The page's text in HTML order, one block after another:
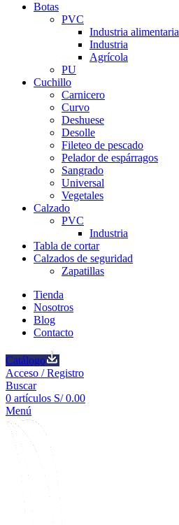
Botas
PVC
Industria alimentaria
Industria
Agrícola
PU
Cuchillo
Carnicero
Curvo
Deshuese
Desolle
Fileteo de pescado
Pelador de espárragos
Sangrado
Universal
Vegetales
Calzado
PVC
Industria
Tabla de cortar
Calzados de seguridad
Zapatillas
Tienda
Nosotros
Blog
Contacto
Catálogo
Acceso / Registro
Buscar
0 artículos S/0.00
Menú